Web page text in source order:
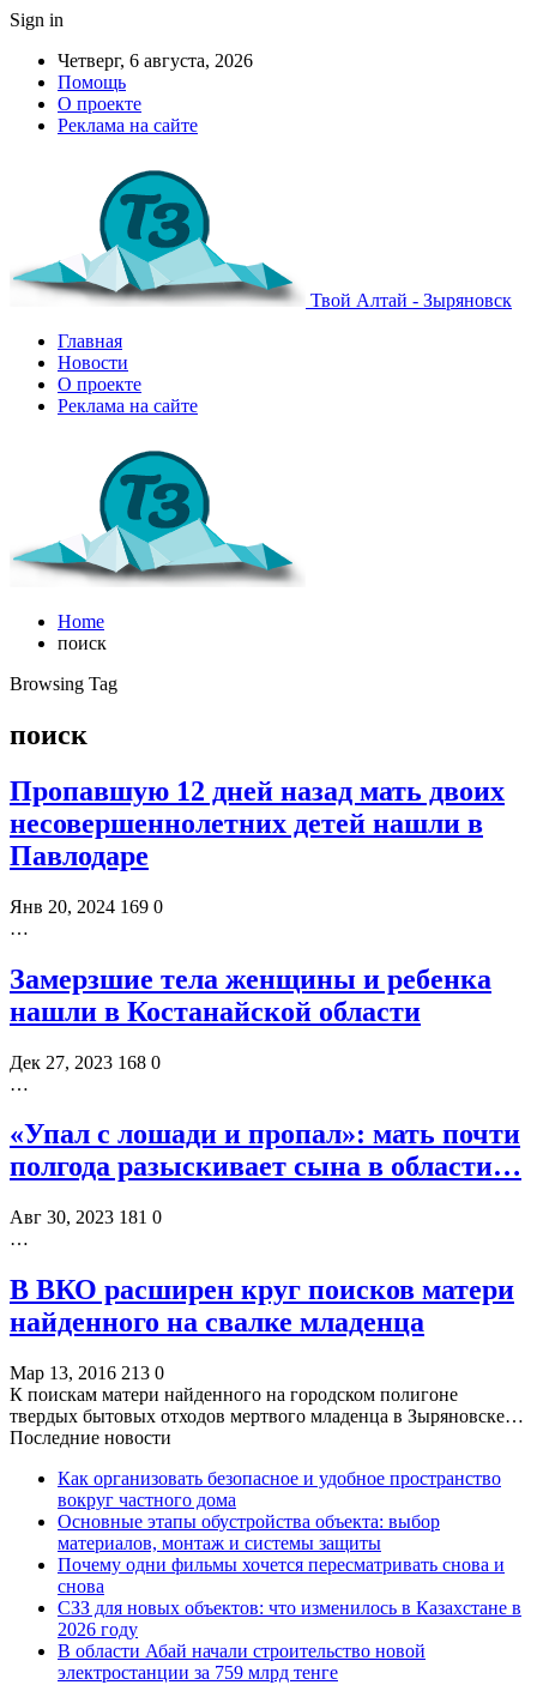
Sign in
Четверг, 6 августа, 2026
Помощь
О проекте
Реклама на сайте
Твой Алтай - Зыряновск
Главная
Новости
О проекте
Реклама на сайте
Home
поиск
Browsing Tag
поиск
Пропавшую 12 дней назад мать двоих
несовершеннолетних детей нашли в
Павлодаре
Янв 20, 2024 169 0
…
Замерзшие тела женщины и ребенка
нашли в Костанайской области
Дек 27, 2023 168 0
…
«Упал с лошади и пропал»: мать почти
полгода разыскивает сына в области…
Авг 30, 2023 181 0
…
В ВКО расширен круг поисков матери
найденного на свалке младенца
Мар 13, 2016 213 0
К поискам матери найденного на городском полигоне
твердых бытовых отходов мертвого младенца в Зыряновске…
Последние новости
Как организовать безопасное и удобное пространство
вокруг частного дома
Основные этапы обустройства объекта: выбор
материалов, монтаж и системы защиты
Почему одни фильмы хочется пересматривать снова и
снова
СЗЗ для новых объектов: что изменилось в Казахстане в
2026 году
В области Абай начали строительство новой
электростанции за 759 млрд тенге